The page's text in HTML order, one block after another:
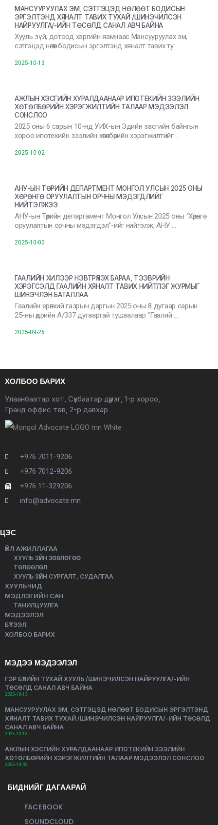
МАНСУУРУУЛАХ ЭМ, СЭТГЭЦЭД НӨЛӨӨТ БОДИСЫН
ЭРГЭЛТЭНД ХЯНАЛТ ТАВИХ ТУХАЙ /ШИНЭЧИЛСЭН
НАЙРУУЛГА/-ИЙН ТӨСӨЛД САНАЛ АВЧ БАЙНА
Хууль зүй, дотоод хэргийн яамнаас Мансууруулах эм,
сэтгэцэд нөлөөт бодисын эргэлтэнд хяналт тавих ту …
2025-10-13
АЖЛЫН ХЭСГИЙН ХУРАЛДААНААР ИПОТЕКИЙН ЗЭЭЛИЙН
ХӨТӨЛБӨРИЙН ХЭРЭГЖИЛТИЙН ТАЛААР МЭДЭЭЛЭЛ
СОНСЛОО
2025 оны 6 сарын 10-нд УИХ-ын Эдийн засгийн байнгын
хороо ипотекийн зээлийн хөтөлбөрийн хэрэгжилтийг …
2025-10-02
АНУ-ЫН ТӨРИЙН ДЕПАРТМЕНТ МОНГОЛ УЛСЫН 2025 ОНЫ
ХӨРӨНГӨ ОРУУЛАЛТЫН ОРЧНЫ МЭДЭГДЛИЙГ
НИЙТЭЛЖЭЭ
АНУ-ын Төрийн департамент Монгол Улсын 2025 оны “Хөрөнгө
оруулалтын орчны мэдэгдэл”-ийг нийтэлж, АНУ …
2025-10-02
ГААЛИЙН ХИЛЭЭР НЭВТРҮҮЛЭХ БАРАА, ТЭЭВРИЙН
ХЭРЭГСЭЛД ГААЛИЙН ХЯНАЛТ ТАВИХ НИЙТЛЭГ ЖУРМЫГ
ШИНЭЧЛЭН БАТАЛЛАА
Гаалийн ерөнхий газрын даргын 2025 оны 8 дугаар сарын
25-ны өдрийн А/337 дугаартай тушаалаар “Гаалий …
2025-09-26
ХОЛБОО БАРИХ
Улаанбаатар хот, Сүхбаатар дүүрэг, 1-р хороо,
Гранд оффис төв, 2-р давхар
+976 7011-9206
+976 7012-9206
+976 11-329206
info@advocate.mn
ЦЭС
ҮЙЛ АЖИЛЛАГАА
ХУУЛЬ ЗҮЙН ЗӨВЛӨГӨӨ
ТӨЛӨӨЛӨЛ
ХУУЛЬ ЗҮЙН СУРГАЛТ, СУДАЛГАА
ХУУЛЬЧИД
МЭДЛЭГИЙН САН
ТАНИЛЦУУЛГА
МЭДЭЭЛЭЛ
БҮТЭЭЛ
ХОЛБОО БАРИХ
МЭДЭЭ МЭДЭЭЛЭЛ
ГЭР БҮЛИЙН ТУХАЙ ХУУЛЬ /ШИНЭЧИЛСЭН НАЙРУУЛГА/-ИЙН
ТӨСӨЛД САНАЛ АВЧ БАЙНА
2025-10-13
МАНСУУРУУЛАХ ЭМ, СЭТГЭЦЭД НӨЛӨӨТ БОДИСЫН ЭРГЭЛТЭНД
ХЯНАЛТ ТАВИХ ТУХАЙ /ШИНЭЧИЛСЭН НАЙРУУЛГА/-ИЙН ТӨСӨЛД
САНАЛ АВЧ БАЙНА
2025-10-13
АЖЛЫН ХЭСГИЙН ХУРАЛДААНААР ИПОТЕКИЙН ЗЭЭЛИЙН
ХӨТӨЛБӨРИЙН ХЭРЭГЖИЛТИЙН ТАЛААР МЭДЭЭЛЭЛ СОНСЛОО
2025-10-02
БИДНИЙГ ДАГААРАЙ
FACEBOOK
SOUNDCLOUD